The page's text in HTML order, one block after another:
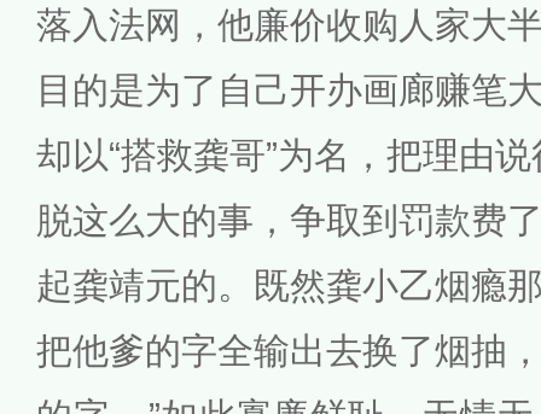
落入法网，他廉价收购人家大
目的是为了自己开办画廊赚笔
却以“搭救龚哥”为名，把理由
脱这么大的事，争取到罚款费
起龚靖元的。既然龚小乙烟瘾
把他爹的字全输出去换了烟抽